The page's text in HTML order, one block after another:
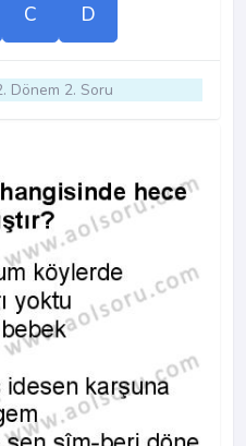
C D
Dönem 2. Soru